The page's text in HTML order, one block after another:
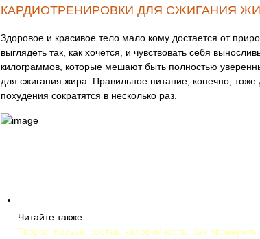
КАРДИОТРЕНИРОВКИ ДЛЯ СЖИГАНИЯ
Здоровое и красивое тело мало кому достается от
выглядеть так, как хочется, и чувствовать себя
килограммов, которые мешают быть полностью
для сжигания жира. Правильное питание, конечно,
похудения сократятся в несколько раз.
Читайте также:
Творог: польза, состав, калорийность. Как